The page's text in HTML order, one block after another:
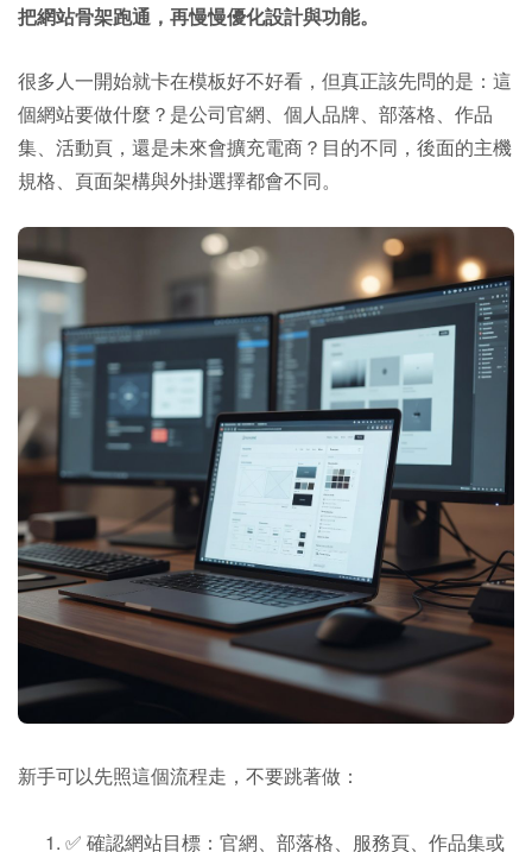
把網站骨架跑通，再慢慢優化設計與功能。
很多人一開始就卡在模板好不好看，但真正該先問的是：這
個網站要做什麼？是公司官網、個人品牌、部落格、作品
集、活動頁，還是未來會擴充電商？目的不同，後面的主機
規格、頁面架構與外掛選擇都會不同。
新手可以先照這個流程走，不要跳著做：
✅ 確認網站目標：官網、部落格、服務頁、作品集或